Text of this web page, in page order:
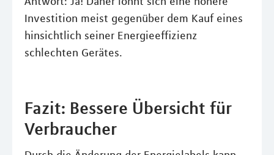
Investition meist gegenüber dem Kauf eines
hinsichtlich seiner Energieeffizienz
schlechten Gerätes.
Fazit: Bessere Übersicht für
Verbraucher